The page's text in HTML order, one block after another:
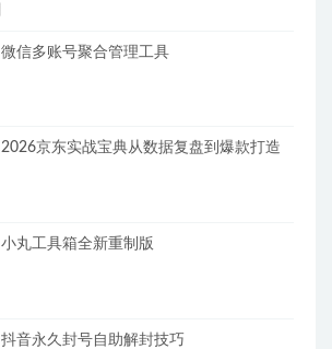
微信多账号聚合管理工具
2026京东实战宝典从数据复盘到爆款打造
小丸工具箱全新重制版
抖音永久封号自助解封技巧